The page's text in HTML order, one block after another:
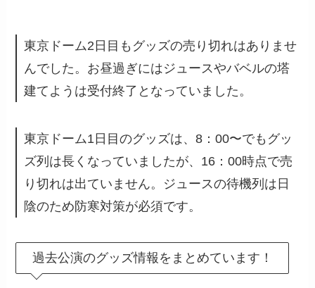
東京ドーム2日目もグッズの売り切れはありませ
んでした。お昼過ぎにはジュースやバベルの塔
建てようは受付終了となっていました。
東京ドーム1日目のグッズは、8：00〜でもグッ
ズ列は長くなっていましたが、16：00時点で売
り切れは出ていません。ジュースの待機列は日
陰のため防寒対策が必須です。
過去公演のグッズ情報をまとめています！